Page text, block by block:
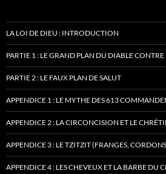
LA LOI DE DIEU : INTRODUCTION
PARTIE 1 : LE GRAND PLAN DU DIABLE CONTRE
PARTIE 2 : LE FAUX PLAN DE SALUT
APPENDICE 1 : LE MYTHE DES 613
APPENDICE 2 : LA CIRCONCISION ET LE
APPENDICE 3 : LE TZITZIT (FRANGES,
APPENDICE 4 : LES CHEVEUX ET LA BARBE DU